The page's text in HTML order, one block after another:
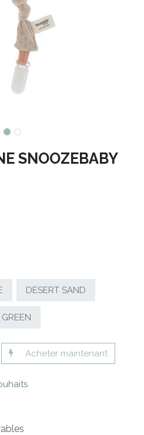
SNOOZEBABY
DESERT SAND
Acheter maintenant